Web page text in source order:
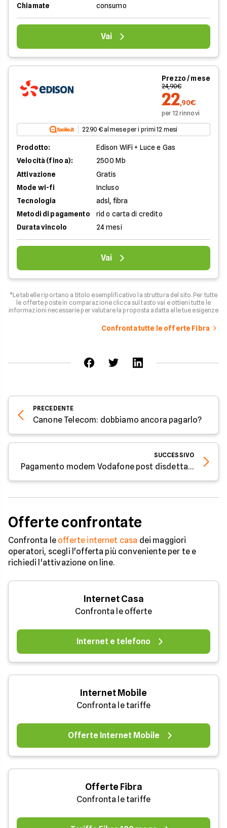
Chiamate
consumo
Vai
Prezzo / mese
24,90€
22,90€
per 12 rinnovi
22.90 € al mese per i primi 12 mesi
Prodotto:
Edison WiFi + Luce e Gas
Velocità (fino a):
2500 Mb
Attivazione
Gratis
Mode wi-fi
Incluso
Tecnologia
adsl, fibra
Metodi di pagamento
rid o carta di credito
Durata vincolo
24 mesi
Vai
*Le tabelle riportano a titolo esemplificativo la struttura del sito. Per tutte
le offerte poste in comparazione clicca sul tasto vai e ottieni tutte le
informazioni necessarie per valutare la proposta adatta alle tue esigenze
Confronta tutte le offerte Fibra
PRECEDENTE
Canone Telecom: dobbiamo ancora pagarlo?
SUCCESSIVO
Pagamento modem Vodafone post disdetta: è obbligatorio?
Offerte confrontate
Confronta le offerte internet casa dei maggiori
operatori, scegli l'offerta più conveniente per te e
richiedi l'attivazione on line.
Internet Casa
Confronta le offerte
Internet e telefono
Internet Mobile
Confronta le tariffe
Offerte Internet Mobile
Offerte Fibra
Confronta le tariffe